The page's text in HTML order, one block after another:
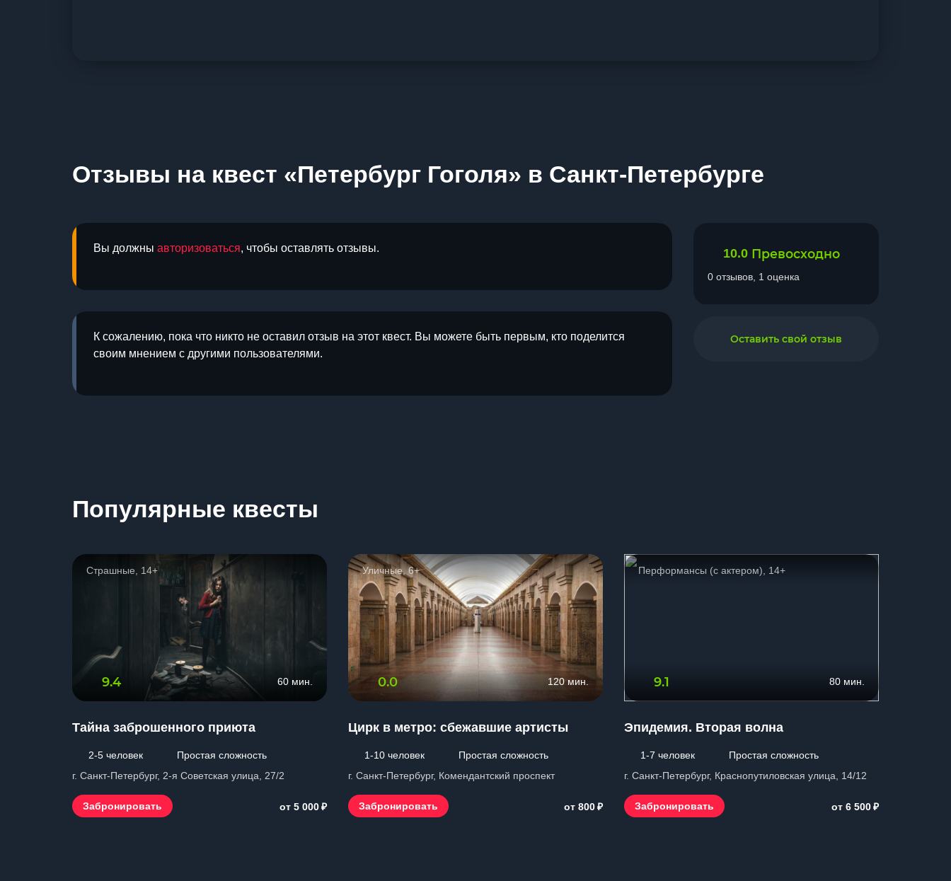
Отзывы на квест «Петербург Гоголя» в Санкт-Петербурге
Вы должны авторизоваться, чтобы оставлять отзывы.
К сожалению, пока что никто не оставил отзыв на этот квест. Вы можете быть первым, кто поделится
своим мнением с другими пользователями.
10.0 Превосходно
0 отзывов, 1 оценка
Оставить свой отзыв
Популярные квесты
Страшные, 14+
9.4 60 мин.
Тайна заброшенного приюта
2-5 человек
Простая сложность
г. Санкт-Петербург, 2-я Советская улица, 27/2
Забронировать от 5 000₽
Уличные, 6+
0.0 120 мин.
Цирк в метро: сбежавшие артисты
1-10 человек
Простая сложность
г. Санкт-Петербург, Комендантский проспект
Забронировать от 800₽
Перформансы (с актером), 14+
9.1 80 мин.
Эпидемия. Вторая волна
1-7 человек
Простая сложность
г. Санкт-Петербург, Краснопутиловская улица, 14/12
Забронировать от 6 500₽